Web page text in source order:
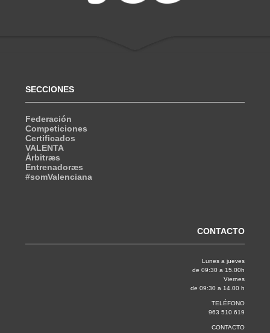
SECCIONES
Federación
Competiciones
Certificados
VALENTA
Árbitræs
Entrenadoræs
#somValenciana
CONTACTO
Lunes a jueves
de 09:30 a 15.00h
Viernes
de 09:30 a 14.00 h
TELÉFONO
963 510 619
CONTACTO